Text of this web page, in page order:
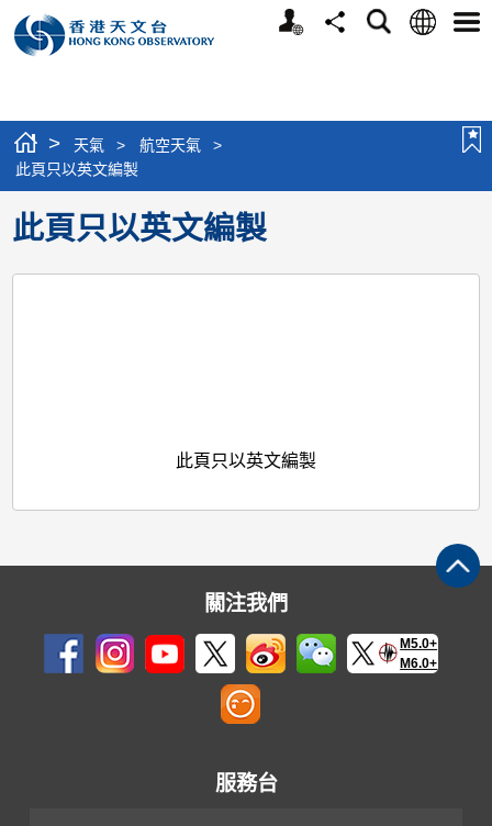
個
分
搜
語
選
> 天氣 > 航空天氣
>
此頁只以英文編製
此頁只以英文編製
此頁只以英文編製
關注我們
M5.0+
M6.0+
服務台